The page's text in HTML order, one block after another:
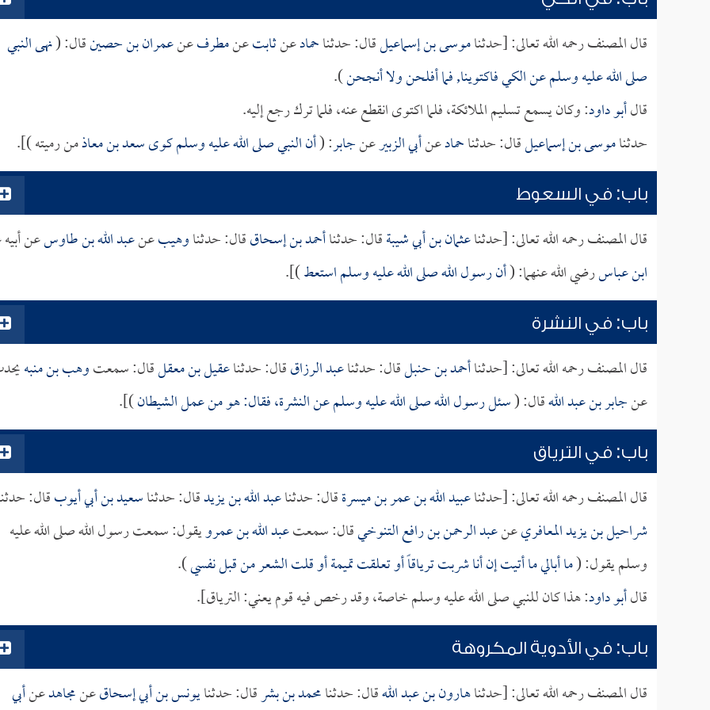
قال المصنف رحمه الله تعالى: [حدثناموسى بن إسماعيلقال: حدثناحمادعنثابتعنمطرفعنعمران بن حصينقال: (نهى النبي
صلى الله عليه وسلم عن الكي فاكتوينا, فما أفلحن ولا أنجحن).
قالأبو داود: وكان يسمع تسليم الملائكة، فلما اكتوى انقطع عنه، فلما ترك رجع إليه.
حدثناموسى بن إسماعيلقال: حدثناحمادعنأبي الزبيرعنجابر: (أن النبي صلى الله عليه وسلم كوىسعد بن معاذمن رميته )].
باب: في السعوط
قال المصنف رحمه الله تعالى: [حدثناعثمان بن أبي شيبةقال: حدثناأحمد بن إسحاققال: حدثناوهيبعنعبد الله بن طاوسعن
ابن عباسرضي الله عنهما: (أن رسول الله صلى الله عليه وسلم استعط)].
باب: في النشرة
قال المصنف رحمه الله تعالى: [حدثناأحمد بن حنبلقال: حدثناعبد الرزاققال: حدثناعقيل بن معقلقال: سمعتوهب بن منبه
عنجابر بن عبد اللهقال: (سئل رسول الله صلى الله عليه وسلم عن النشرة، فقال: هو من عمل الشيطان)].
باب: في الترياق
قال المصنف رحمه الله تعالى: [حدثناعبيد الله بن عمر بن ميسرةقال: حدثناعبد الله بن يزيدقال: حدثناسعيد بن أبي أيوبقال:
شراحيل بن يزيد المعافريعنعبد الرحمن بن رافع التنوخيقال: سمعتعبد الله بن عمرويقول: سمعت رسول الله صلى الله عليه
وسلم يقول: (ما أبالي ما أتيت إن أنا شربت ترياقاً أو تعلقت تميمة أو قلت الشعر من قبل نفسي).
قالأبو داود: هذا كان للنبي صلى الله عليه وسلم خاصة، وقد رخص فيه قوم يعني: الترياق].
باب: في الأدوية المكروهة
قال المصنف رحمه الله تعالى: [حدثناهارون بن عبد اللهقال: حدثنامحمد بن بشرقال: حدثنايونس بن أبي إسحاقعنمجاهدعنأبي